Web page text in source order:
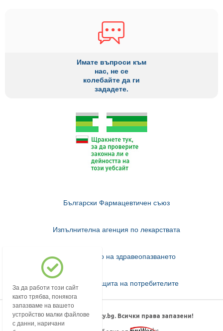
Имате въпроси към
нас, не се
колебайте да ги
зададете.
Български Фармацевтичен съюз
Изпълнителна агенция по лекарствата
Министерство на здравеопазването
Комисия за защита на потребителите
© 2018-2026 mypharmacy.bg. Всички права запазени!
За да работи този сайт
както трябва, понякога
запазваме на вашето
устройство малки файлове
с данни, наричани